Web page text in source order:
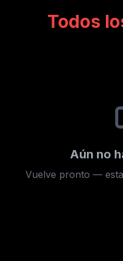
Todos
Aún no
Vuelve pronto —